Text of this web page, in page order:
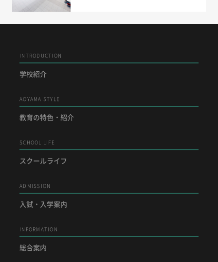
INTRODUCTION
学校紹介
AOYAMA STYLE
教育の特色・紹介
SCHOOL LIFE
スクールライフ
ADMISSION
入試・入学案内
INFORMATION
総合案内